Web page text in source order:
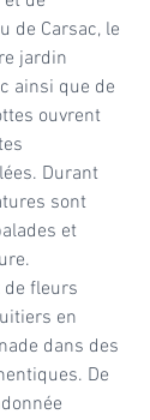
de Carsac, le
jardin
ainsi que de
ouvrent
Durant
sont
et
de fleurs
en
dans des
De